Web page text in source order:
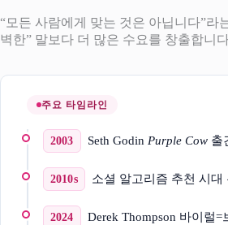
“모든 사람에게 맞는 것은 아닙니다”라
벽한” 말보다 더 많은 수요를 창출합니
주요 타임라인
2003 Seth Godin Purple Cow출
2010s 소셜 알고리즘 추천 시대
2024 Derek Thompson 바이럴=